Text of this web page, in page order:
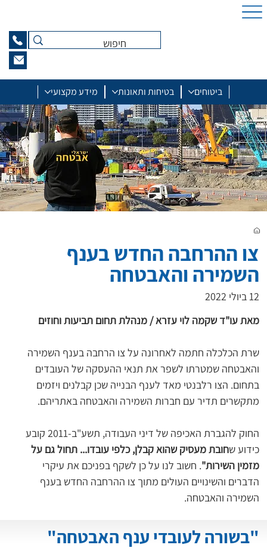
ביטוחים בטיחות ותאונות מידע מקצועי
צו ההרחבה החדש בענף
השמירה והאבטחה
12 ביולי 2022
מאת עו"ד שקמה לוי עזרא / מנהלת תחום תביעות וחוזים
שרת הכלכלה חתמה לאחרונה על צו הרחבה בענף השמירה
והאבטחה שמטרתו לשפר את תנאי ההעסקה של העובדים
בתחום. הצו רלבנטי מאד לענף הבנייה שכן קבלנים ויזמים
מתקשרים תדיר עם חברות השמירה והאבטחה באתריהם.
החוק להגברת האכיפה של דיני העבודה, תשע"ב-2011 קובע
כידוע שחובת מעסיק שהוא קבלן, כלפי עובדו... תחול גם על
מזמין השירות". חשוב לנו על כן לשקף בפניכם את עיקרי
הדברים והשינויים העולים מתוך צו ההרחבה החדש בענף
השמירה והאבטחה.
"בשורה לעובדי ענף האבטחה"